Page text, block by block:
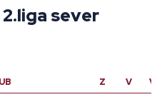
sever
Z V VP